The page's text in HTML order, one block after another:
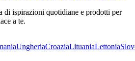
di ispirazioni quotidiane e prodotti per
a te.
UngheriaCroaziaLituaniaLettonia